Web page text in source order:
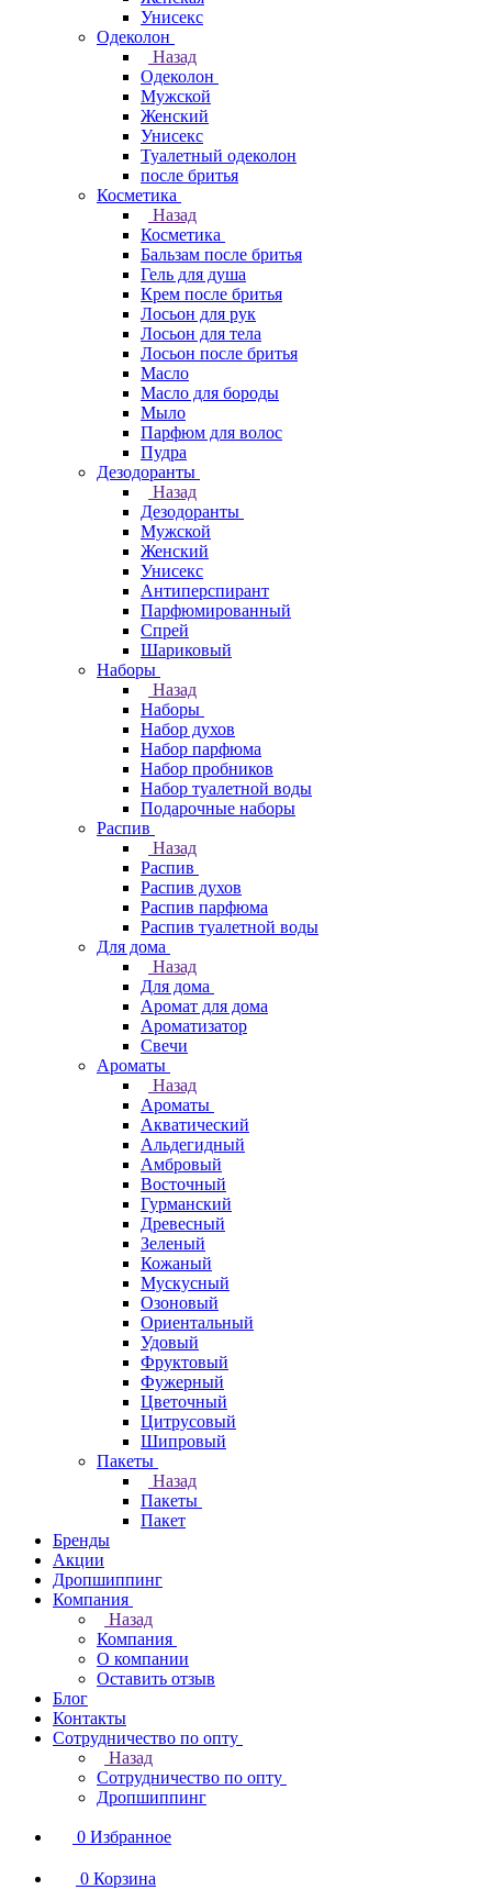
Унисекс
Одеколон
Назад
Одеколон
Мужской
Женский
Унисекс
Туалетный одеколон
после бритья
Косметика
Назад
Косметика
Бальзам после бритья
Гель для душа
Крем после бритья
Лосьон для рук
Лосьон для тела
Лосьон после бритья
Масло
Масло для бороды
Мыло
Парфюм для волос
Пудра
Дезодоранты
Назад
Дезодоранты
Мужской
Женский
Унисекс
Антиперспирант
Парфюмированный
Спрей
Шариковый
Наборы
Назад
Наборы
Набор духов
Набор парфюма
Набор пробников
Набор туалетной воды
Подарочные наборы
Распив
Назад
Распив
Распив духов
Распив парфюма
Распив туалетной воды
Для дома
Назад
Для дома
Аромат для дома
Ароматизатор
Свечи
Ароматы
Назад
Ароматы
Акватический
Альдегидный
Амбровый
Восточный
Гурманский
Древесный
Зеленый
Кожаный
Мускусный
Озоновый
Ориентальный
Удовый
Фруктовый
Фужерный
Цветочный
Цитрусовый
Шипровый
Пакеты
Назад
Пакеты
Пакет
Бренды
Акции
Дропшиппинг
Компания
Назад
Компания
О компании
Оставить отзыв
Блог
Контакты
Сотрудничество по опту
Назад
Сотрудничество по опту
Дропшиппинг
0 Избранное
0 Корзина